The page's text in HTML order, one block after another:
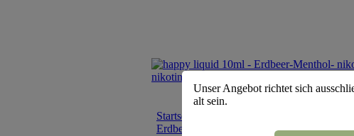
Startseite
Erdbeer-Menthol- nikotin 6mg
Unser Angebot richtet sich
alt sein.